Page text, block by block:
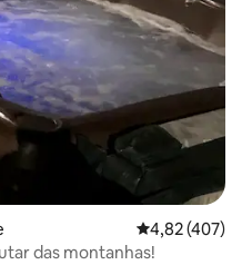
4,82 de uma
4,82 (407)
das montanhas!